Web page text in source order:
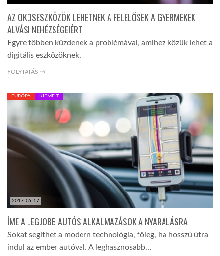
AZ OKOSESZKÖZÖK LEHETNEK A FELELŐSEK A GYERMEKEK
ALVÁSI NEHÉZSÉGEIÉRT
Egyre többen küzdenek a problémával, amihez közük lehet a
digitális eszközöknek.
FOLYTATÁS →
2017-06-17
EURÓPA KIEMELT
ÍME A LEGJOBB AUTÓS ALKALMAZÁSOK A NYARALÁSRA
Sokat segíthet a modern technológia, főleg, ha hosszú útra
indul az ember autóval. A leghasznosabb…